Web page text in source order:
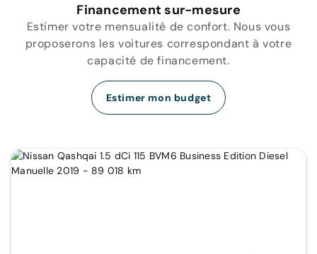
Financement sur-mesure
Estimer votre mensualité de confort. Nous vous
proposerons les voitures correspondant à votre
capacité de financement.
Estimer mon budget